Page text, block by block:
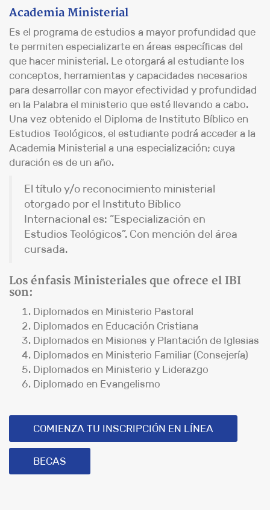
Academia Ministerial
Es el programa de estudios a mayor profundidad que
te permiten especializarte en áreas específicas del
que hacer ministerial. Le otorgará al estudiante los
conceptos, herramientas y capacidades necesarios
para desarrollar con mayor efectividad y profundidad
en la Palabra el ministerio que esté llevando a cabo.
Una vez obtenido el Diploma de Instituto Bíblico en
Estudios Teológicos, el estudiante podrá acceder a la
Academia Ministerial a una especialización; cuya
duración es de un año.
El título y/o reconocimiento ministerial
otorgado por el Instituto Bíblico
Internacional es: “Especialización en
Estudios Teológicos”. Con mención del área
cursada.
Los énfasis Ministeriales que ofrece el IBI
son:
Diplomados en Ministerio Pastoral
Diplomados en Educación Cristiana
Diplomados en Misiones y Plantación de Iglesias
Diplomados en Ministerio Familiar (Consejería)
Diplomados en Ministerio y Liderazgo
Diplomado en Evangelismo
COMIENZA TU INSCRIPCIÓN EN LÍNEA
BECAS